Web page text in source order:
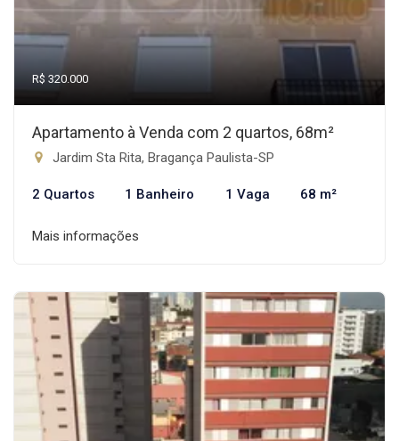
R$ 320.000
Apartamento à Venda com 2 quartos, 68m²
Jardim Sta Rita, Bragança Paulista-SP
2 Quartos 1 Banheiro 1 Vaga 68 m²
Mais informações